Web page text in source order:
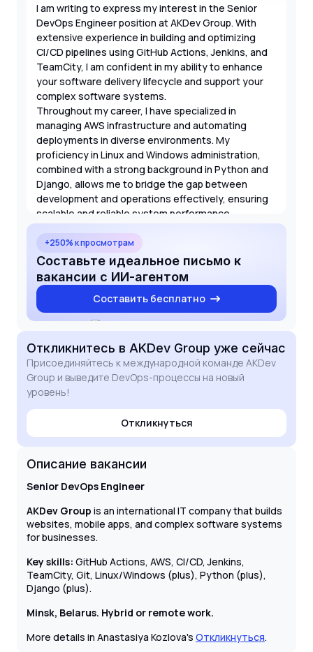
I am writing to express my interest in the Senior
DevOps Engineer position at AKDev Group. With
extensive experience in building and optimizing
CI/CD pipelines using GitHub Actions, Jenkins, and
TeamCity, I am confident in my ability to enhance
your software delivery lifecycle and support your
complex software systems.
Throughout my career, I have specialized in
managing AWS infrastructure and automating
deployments in diverse environments. My
proficiency in Linux and Windows administration,
combined with a strong background in Python and
Django, allows me to bridge the gap between
development and operations effectively, ensuring
scalable and reliable system performance.
I am particularly drawn to AKDev Group's reputation
as an international IT leader. I am eager to bring my
technical expertise to your team in Minsk and
contribute to the success of your global projects,
whether working remotely or in a hybrid setup.
+250% к просмотрам
Составьте идеальное письмо к
вакансии с ИИ-агентом
Составить бесплатно
Откликнитесь в AKDev Group уже сейчас
Присоединяйтесь к международной команде AKDev
Group и выведите DevOps-процессы на новый
уровень!
Откликнуться
Описание вакансии
Senior DevOps Engineer
AKDev Group is an international IT company that builds
websites, mobile apps, and complex software systems
for businesses.
Key skills: GitHub Actions, AWS, CI/CD, Jenkins,
TeamCity, Git, Linux/Windows (plus), Python (plus),
Django (plus).
Minsk, Belarus. Hybrid or remote work.
More details in Anastasiya Kozlova's Откликнуться.